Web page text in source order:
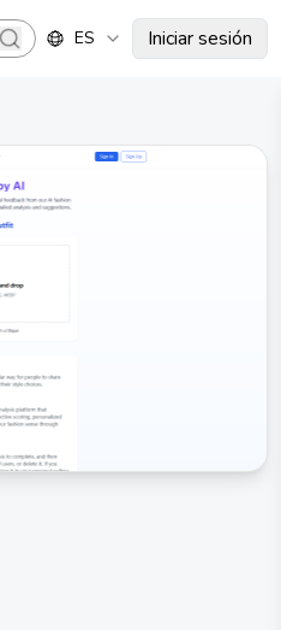
search
ES Iniciar sesión